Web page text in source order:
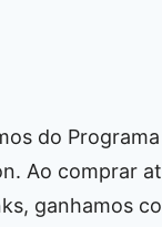
do
Ao comprar
ganhamos